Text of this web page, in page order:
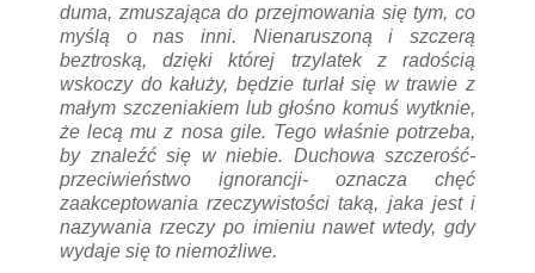
duma, zmuszająca do przejmowania się tym, co
myślą o nas inni. Nienaruszoną i szczerą
beztroską, dzięki której trzylatek z radością
wskoczy do kałuży, będzie turlał się w trawie z
małym szczeniakiem lub głośno komuś wytknie,
że lecą mu z nosa gile. Tego właśnie potrzeba,
by znaleźć się w niebie. Duchowa szczerość-
przeciwieństwo ignorancji- oznacza chęć
zaakceptowania rzeczywistości taką, jaka jest i
nazywania rzeczy po imieniu nawet wtedy, gdy
wydaje się to niemożliwe.